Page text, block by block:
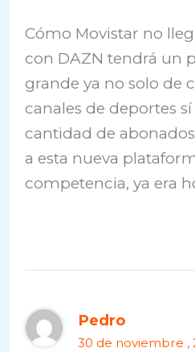
Cómo Movistar no
con DAZN tendrá un
grande ya no solo de
canales de deportes
cantidad de
a esta nueva
competencia, ya era
Pedro
30 de noviembre ,